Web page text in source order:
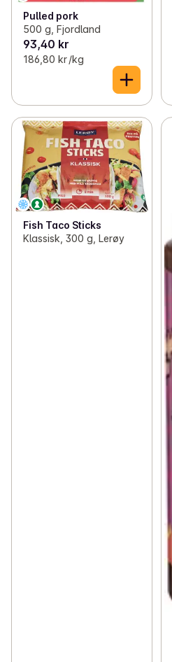
Pulled pork
500 g, Fjordland
93,40 kr
186,80 kr /kg
Fish Taco Sticks
Klassisk, 300 g, Lerøy